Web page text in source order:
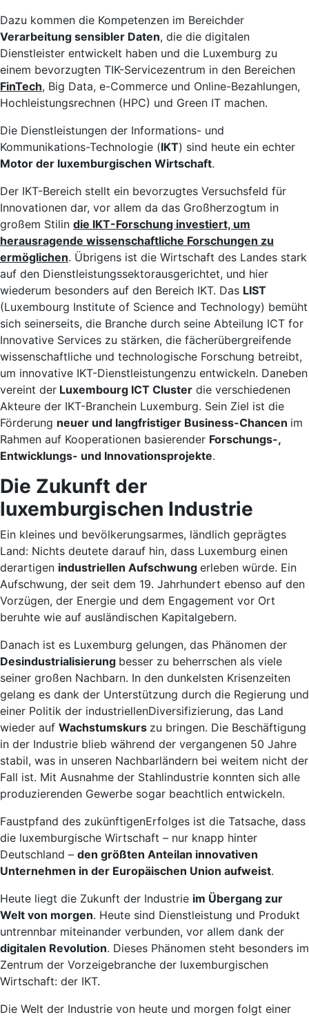
Dazu kommen die Kompetenzen im Bereichder
Verarbeitung sensibler Daten, die die digitalen
Dienstleister entwickelt haben und die Luxemburg zu
einem bevorzugten TIK-Servicezentrum in den Bereichen
FinTech, Big Data, e-Commerce und Online-Bezahlungen,
Hochleistungsrechnen (HPC) und Green IT machen.
Die Dienstleistungen der Informations- und
Kommunikations-Technologie (IKT) sind heute ein echter
Motor der luxemburgischen Wirtschaft.
Der IKT-Bereich stellt ein bevorzugtes Versuchsfeld für
Innovationen dar, vor allem da das Großherzogtum in
großem Stilin die IKT-Forschung investiert, um
herausragende wissenschaftliche Forschungen zu
ermöglichen. Übrigens ist die Wirtschaft des Landes stark
auf den Dienstleistungssektorausgerichtet, und hier
wiederum besonders auf den Bereich IKT. Das LIST
(Luxembourg Institute of Science and Technology) bemüht
sich seinerseits, die Branche durch seine Abteilung ICT for
Innovative Services zu stärken, die fächerübergreifende
wissenschaftliche und technologische Forschung betreibt,
um innovative IKT-Dienstleistungenzu entwickeln. Daneben
vereint der Luxembourg ICT Cluster die verschiedenen
Akteure der IKT-Branchein Luxemburg. Sein Ziel ist die
Förderung neuer und langfristiger Business-Chancen im
Rahmen auf Kooperationen basierender Forschungs-,
Entwicklungs- und Innovationsprojekte.
Die Zukunft der
luxemburgischen Industrie
Ein kleines und bevölkerungsarmes, ländlich geprägtes
Land: Nichts deutete darauf hin, dass Luxemburg einen
derartigen industriellen Aufschwung erleben würde. Ein
Aufschwung, der seit dem 19. Jahrhundert ebenso auf den
Vorzügen, der Energie und dem Engagement vor Ort
beruhte wie auf ausländischen Kapitalgebern.
Danach ist es Luxemburg gelungen, das Phänomen der
Desindustrialisierung besser zu beherrschen als viele
seiner großen Nachbarn. In den dunkelsten Krisenzeiten
gelang es dank der Unterstützung durch die Regierung und
einer Politik der industriellenDiversifizierung, das Land
wieder auf Wachstumskurs zu bringen. Die Beschäftigung
in der Industrie blieb während der vergangenen 50 Jahre
stabil, was in unseren Nachbarländern bei weitem nicht der
Fall ist. Mit Ausnahme der Stahlindustrie konnten sich alle
produzierenden Gewerbe sogar beachtlich entwickeln.
Faustpfand des zukünftigenErfolges ist die Tatsache, dass
die luxemburgische Wirtschaft – nur knapp hinter
Deutschland – den größten Anteilan innovativen
Unternehmen in der Europäischen Union aufweist.
Heute liegt die Zukunft der Industrie im Übergang zur
Welt von morgen. Heute sind Dienstleistung und Produkt
untrennbar miteinander verbunden, vor allem dank der
digitalen Revolution. Dieses Phänomen steht besonders im
Zentrum der Vorzeigebranche der luxemburgischen
Wirtschaft: der IKT.
Die Welt der Industrie von heute und morgen folgt einer